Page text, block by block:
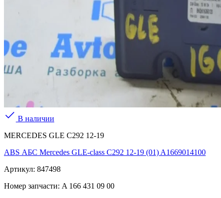
В наличии
MERCEDES GLE C292 12-19
ABS АБС Mercedes GLE-class C292 12-19 (01) A1669014100
Артикул: 847498
Номер запчасти: A 166 431 09 00